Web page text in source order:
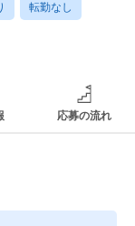
転勤なし
応募の流れ